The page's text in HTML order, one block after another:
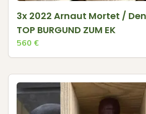
3x 2022 Arnaut Mortet /
TOP BURGUND ZUM EK
560 €